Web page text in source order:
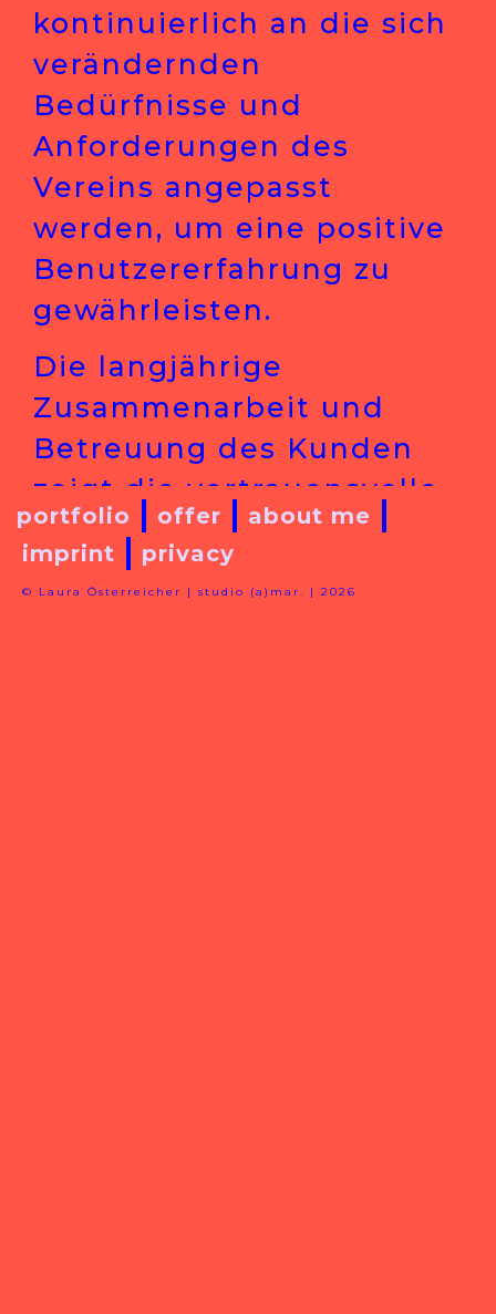
kontinuierlich an die sich
verändernden
Bedürfnisse und
Anforderungen des
Vereins angepasst
werden, um eine positive
Benutzererfahrung zu
gewährleisten.
Die langjährige
Zusammenarbeit und
Betreuung des Kunden
zeigt die vertrauensvolle
Beziehung und die hohe
Zufriedenheit mit den
portfolio offer
about me
imprint
privacy
© Laura Österreicher | studio (a)mar. | 2026